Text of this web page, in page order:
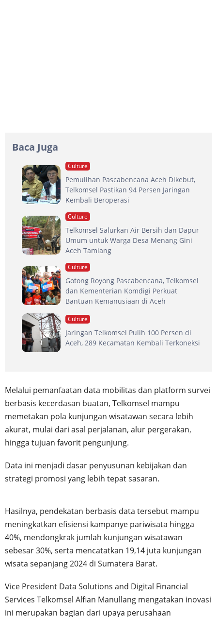
Baca Juga
Culture
Pemulihan Pascabencana Aceh Dikebut,
Telkomsel Pastikan 94 Persen Jaringan
Kembali Beroperasi
Culture
Telkomsel Salurkan Air Bersih dan Dapur
Umum untuk Warga Desa Menang Gini
Aceh Tamiang
Culture
Gotong Royong Pascabencana, Telkomsel
dan Kementerian Komdigi Perkuat
Bantuan Kemanusiaan di Aceh
Culture
Jaringan Telkomsel Pulih 100 Persen di
Aceh, 289 Kecamatan Kembali Terkoneksi
Melalui pemanfaatan data mobilitas dan platform survei
berbasis kecerdasan buatan, Telkomsel mampu
memetakan pola kunjungan wisatawan secara lebih
akurat, mulai dari asal perjalanan, alur pergerakan,
hingga tujuan favorit pengunjung.
Data ini menjadi dasar penyusunan kebijakan dan
strategi promosi yang lebih tepat sasaran.
Hasilnya, pendekatan berbasis data tersebut mampu
meningkatkan efisiensi kampanye pariwisata hingga
40%, mendongkrak jumlah kunjungan wisatawan
sebesar 30%, serta mencatatkan 19,14 juta kunjungan
wisata sepanjang 2024 di Sumatera Barat.
Vice President Data Solutions and Digital Financial
Services Telkomsel Alfian Manullang mengatakan inovasi
ini merupakan bagian dari upaya perusahaan